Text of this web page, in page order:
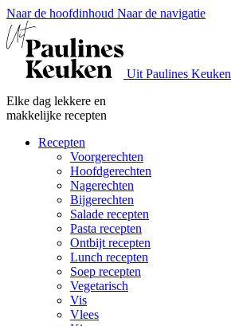
Naar de hoofdinhoud Naar de navigatie
Uit Paulines Keuken
Elke dag lekkere en
makkelijke recepten
Recepten
Voorgerechten
Hoofdgerechten
Nagerechten
Bijgerechten
Salade recepten
Pasta recepten
Ontbijt recepten
Lunch recepten
Soep recepten
Vegetarisch
Vis
Vlees